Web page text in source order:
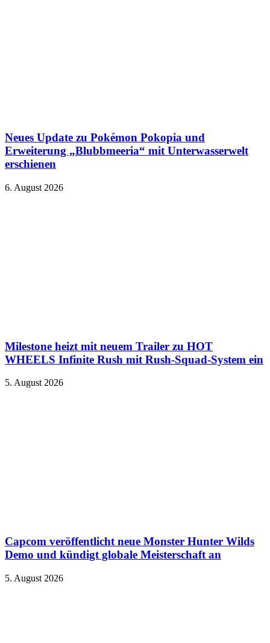
Neues Update zu Pokémon Pokopia und
Erweiterung „Blubbmeeria“ mit Unterwasserwelt
erschienen
6. August 2026
Milestone heizt mit neuem Trailer zu HOT
WHEELS Infinite Rush mit Rush-Squad-System ein
5. August 2026
Capcom veröffentlicht neue Monster Hunter Wilds
Demo und kündigt globale Meisterschaft an
5. August 2026